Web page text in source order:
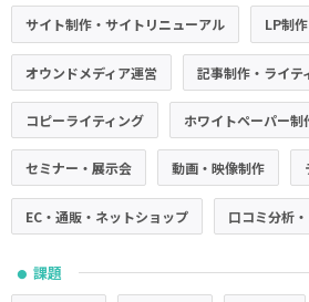
サイト制作・サイトリニューアル LP制
オウンドメディア運営 記事制作・ライテ
コピーライティング ホワイトペーパー制
セミナー・展示会 動画・映像制作
EC・通販・ネットショップ 口コミ分析
● 課題